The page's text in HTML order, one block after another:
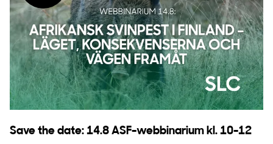
Save the date: 14.8 ASF-webbinarium kl. 10-12